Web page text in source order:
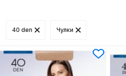
40 den Чулки